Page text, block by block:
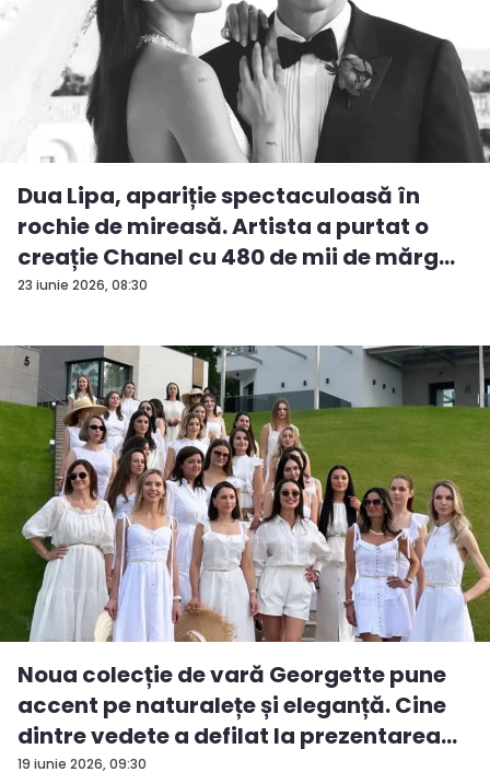
23 iunie 2026, 08:30
Dua Lipa, apariție spectaculoasă în
rochie de mireasă. Artista a purtat o
creație Chanel cu 480 de mii de mărg...
19 iunie 2026, 09:30
Noua colecție de vară Georgette pune
accent pe naturalețe și eleganță. Cine
dintre vedete a defilat la prezentarea
d...